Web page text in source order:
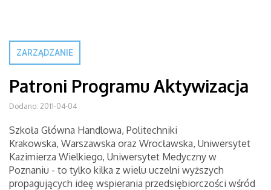
ZARZĄDZANIE
Patroni Programu Aktywizacja
Dodano: 2011-04-04
Szkoła Główna Handlowa, Politechniki
Krakowska, Warszawska oraz Wrocławska, Uniwersytet
Kazimierza Wielkiego, Uniwersytet Medyczny w
Poznaniu - to tylko kilka z wielu uczelni wyższych
propagujących ideę wspierania przedsiębiorczości wśród